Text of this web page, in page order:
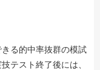
る的中率抜群の模試
テスト終了後には、